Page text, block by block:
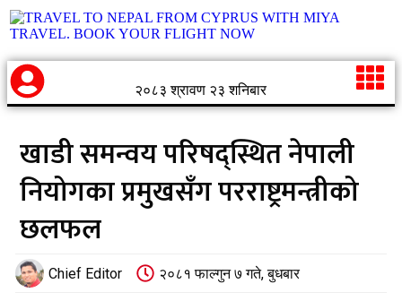
२०८३ श्रावण २३ शनिबार
खाडी समन्वय परिषद्स्थित नेपाली
नियोगका प्रमुखसँग परराष्ट्रमन्त्रीको
छलफल
Chief Editor २०८१ फाल्गुन ७ गते, बुधबार